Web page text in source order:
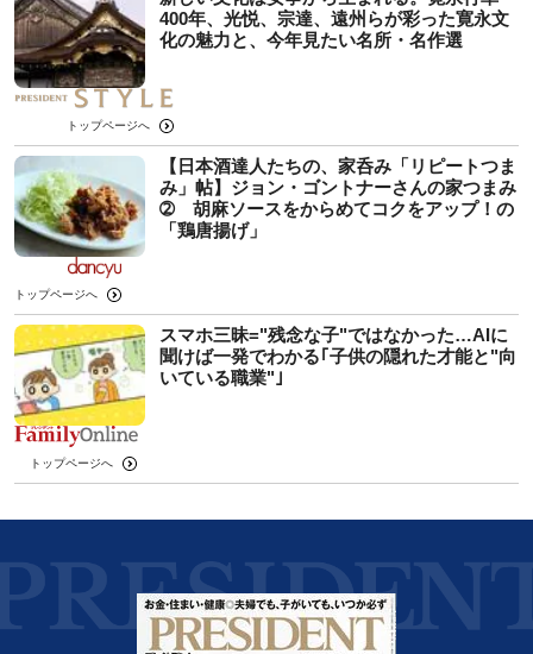
400年、光悦、宗達、遠州らが彩った寛永文
化の魅力と、今年見たい名所・名作選
トップページへ
【日本酒達人たちの、家呑み「リピートつま
み」帖】ジョン・ゴントナーさんの家つまみ
➁ 胡麻ソースをからめてコクをアップ！の
「鶏唐揚げ」
トップページへ
スマホ三昧="残念な子"ではなかった…AIに
聞けば一発でわかる｢子供の隠れた才能と"向
いている職業"｣
トップページへ